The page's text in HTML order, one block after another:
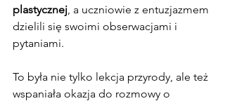
plastycznej , a uczniowie z entuzjazmem
dzielili się swoimi obserwacjami i
pytaniami.
To była nie tylko lekcja przyrody, ale też
wspaniała okazja do rozmowy o